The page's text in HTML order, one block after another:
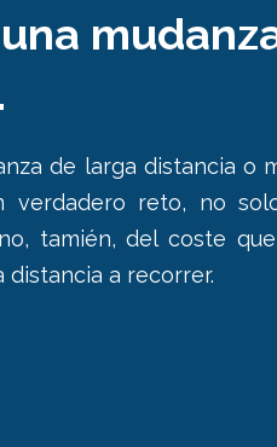
de larga distancia o
verdadero reto, no
tamién, del coste
a recorrer.